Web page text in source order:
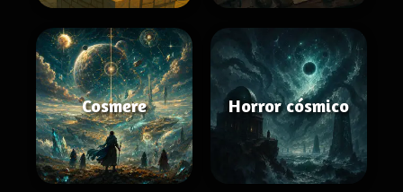
Cosmere Horror cósmico